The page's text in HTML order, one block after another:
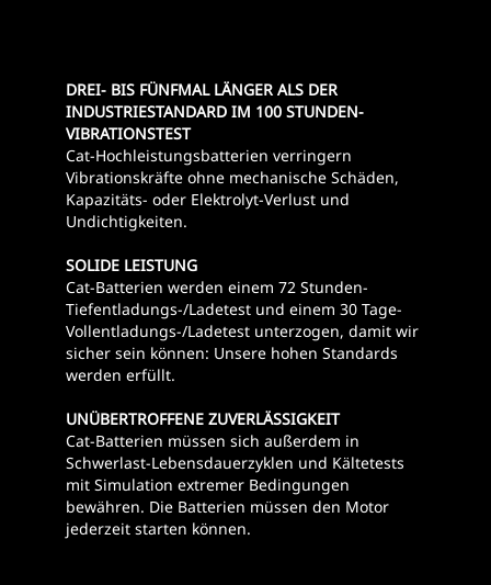
DREI- BIS FÜNFMAL LÄNGER ALS DER
INDUSTRIESTANDARD IM 100 STUNDEN-
VIBRATIONSTEST
Cat-Hochleistungsbatterien verringern
Vibrationskräfte ohne mechanische Schäden,
Kapazitäts- oder Elektrolyt-Verlust und
Undichtigkeiten.
SOLIDE LEISTUNG
Cat-Batterien werden einem 72 Stunden-
Tiefentladungs-/Ladetest und einem 30 Tage-
Vollentladungs-/Ladetest unterzogen, damit wir
sicher sein können: Unsere hohen Standards
werden erfüllt.
UNÜBERTROFFENE ZUVERLÄSSIGKEIT
Cat-Batterien müssen sich außerdem in
Schwerlast-Lebensdauerzyklen und Kältetests
mit Simulation extremer Bedingungen
bewähren. Die Batterien müssen den Motor
jederzeit starten können.